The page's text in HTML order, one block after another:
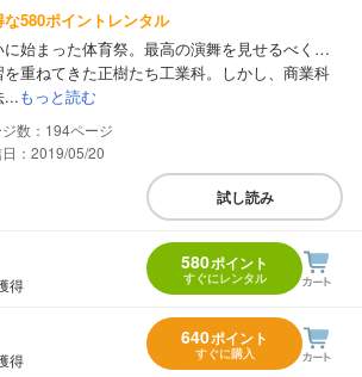
な580ポイントレンタル
に始まった体育祭。最高の演舞を見せるべく…
を重ねてきた正樹たち工業科。しかし、商業科
...もっと読む
194
：2019/05/20
試し読み
得
580ポイント
すぐにレンタル
得
640ポイント
すぐに購入